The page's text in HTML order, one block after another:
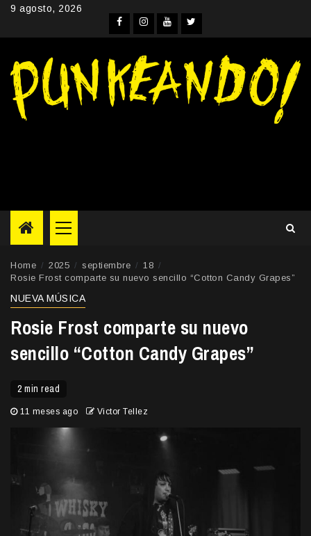
Skip9 agosto, 2026
Facebook
Instagram
YouTube
Twitter
Primary
Menu
Home 2025 septiembre
18
Rosie Frost comparte su nuevo sencillo “Cotton Candy Grapes”
NUEVA MÚSICA
Rosie Frost comparte su nuevo
sencillo “Cotton Candy Grapes”
2 min read
11 meses ago Victor Tellez